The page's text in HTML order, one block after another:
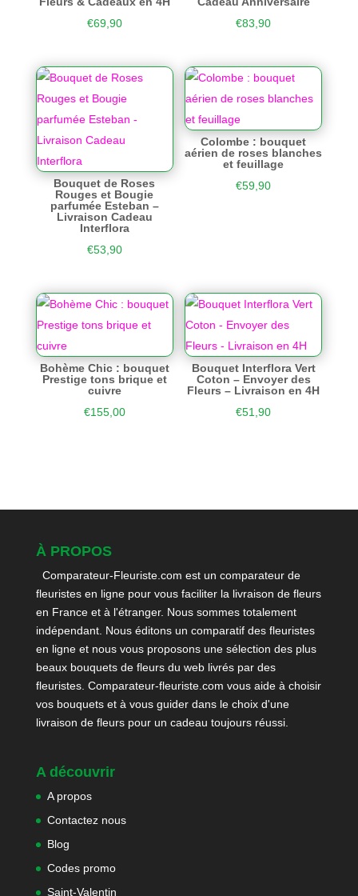
€69,90
€83,90
Bouquet de Roses
Rouges et Bougie
parfumée Esteban –
Livraison Cadeau
Interflora
€53,90
Colombe : bouquet
aérien de roses blanches
et feuillage
€59,90
Bohème Chic : bouquet
Prestige tons brique et
cuivre
€155,00
Bouquet Interflora Vert
Coton – Envoyer des
Fleurs – Livraison en 4H
€51,90
À PROPOS
Comparateur-Fleuriste.com est un comparateur de
fleuristes en ligne pour vous faciliter la livraison de fleurs
en France et à l'étranger. Nous sommes totalement
indépendant. Nous éditons un comparatif des fleuristes
en ligne et nous vous proposons une sélection des plus
beaux bouquets de fleurs du web livrés par des
fleuristes. Comparateur-fleuriste.com vous aide à choisir
vos bouquets et à vous guider dans le choix d'une
livraison de fleurs pour un cadeau toujours réussi.
A découvrir
A propos
Contactez nous
Blog
Codes promo
Saint-Valentin